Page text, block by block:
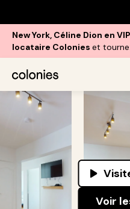
New York, Céline Dion en VIP
locataire Colonies et
Voir